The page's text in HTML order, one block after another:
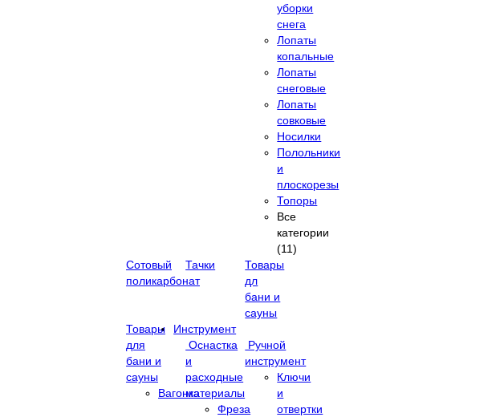
уборки
снега
Лопаты
копальные
Лопаты
снеговые
Лопаты
совковые
Носилки
Полольники
и
плоскорезы
Топоры
Все
категории
(11)
Сотовый
поликарбонат
Тачки
Товары
дл
бани и
сауны
Товары
для
бани и
сауны
Вагонка
Инструмент
Оснастка
и
расходные
материалы
Фреза
Ручной
инструмент
Ключи
и
отвертки